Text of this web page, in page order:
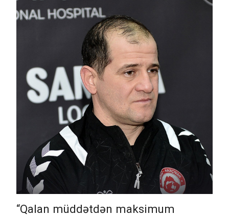
“Qalan müddətdən maksimum